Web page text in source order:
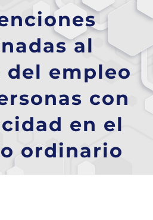
al
empleo
con
en el
ordinario